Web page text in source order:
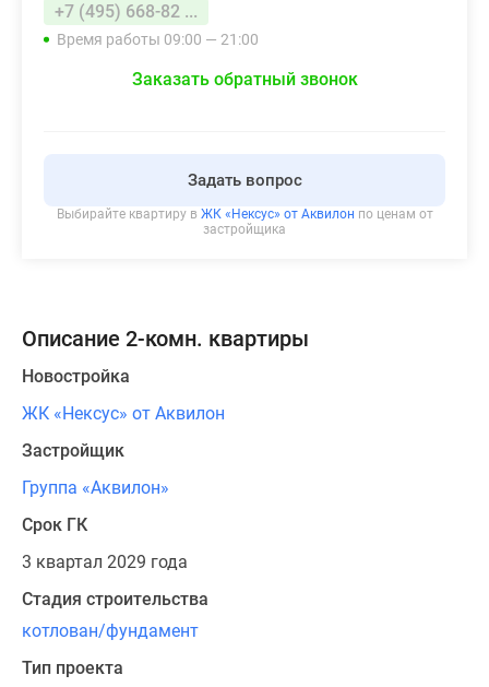
+7 (495) 668-82 ...
Время работы 09:00 — 21:00
Заказать обратный звонок
Задать вопрос
Выбирайте квартиру в ЖК «Нексус» от Аквилон по ценам от
застройщика
Описание 2-комн. квартиры
Новостройка
ЖК «Нексус» от Аквилон
Застройщик
Группа «Аквилон»
Срок ГК
3 квартал 2029 года
Стадия строительства
котлован/фундамент
Тип проекта